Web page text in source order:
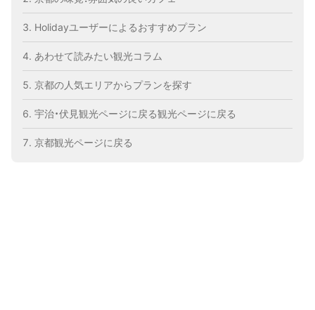
Holidayユーザーによるおすすめプラン
あわせて読みたい観光コラム
京都の人気エリアからプランを探す
宇治・伏見観光ページに戻る観光ページに戻る
京都観光ページに戻る